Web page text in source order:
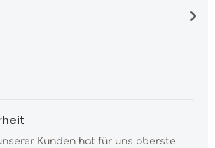
Kunden hat für uns oberste